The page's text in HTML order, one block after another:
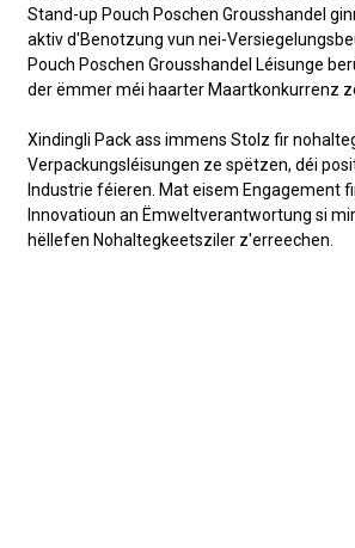
Stand-up Pouch Poschen Grousshandel
aktiv d'Benotzung vun nei-
Pouch Poschen Grousshandel Léisunge
der ëmmer méi haarter Maartkonkurrenz
Xindingli Packass immens Stolz fir
Verpackungsléisungen ze spëtzen, déi
Industrie féieren. Mat eisem Engagement
Innovatioun an Ëmweltverantwortung si
hëllefen Nohaltegkeetsziler z'erreechen.